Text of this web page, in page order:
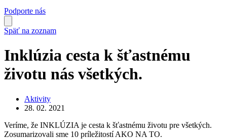
Podporte nás
Späť na zoznam
Inklúzia cesta k šťastnému
životu nás všetkých.
Aktivity
28. 02. 2021
Veríme, že INKLÚZIA je cesta k šťastnému životu pre všetkých.
Zosumarizovali sme 10 príležitostí AKO NA TO.